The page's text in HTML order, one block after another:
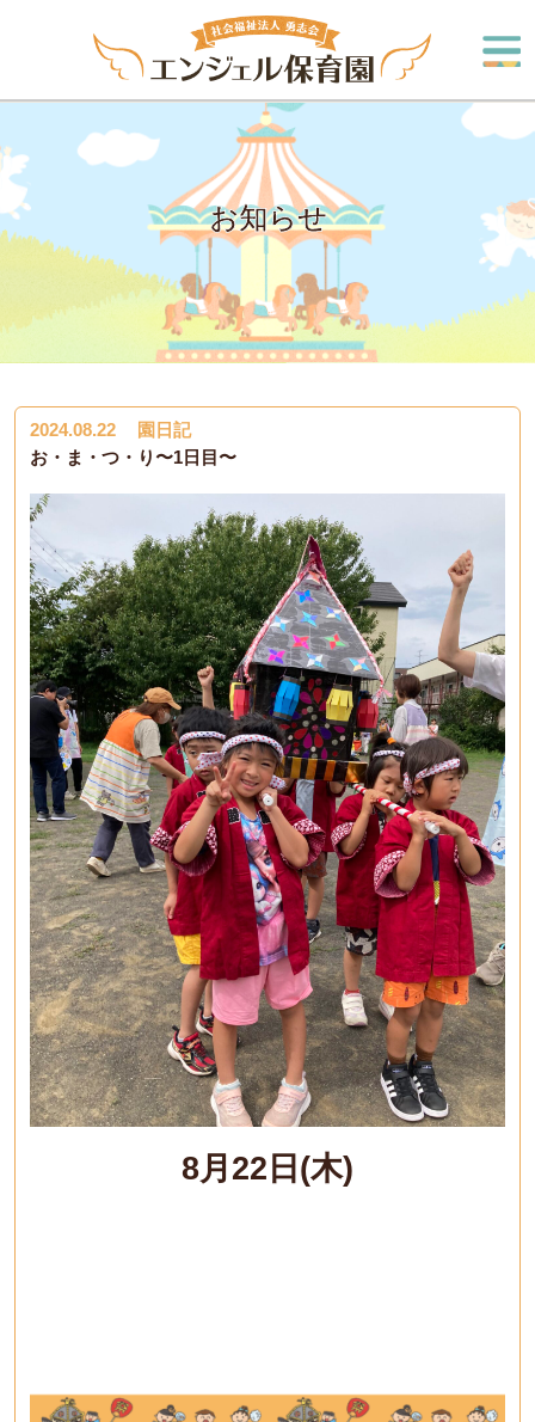
お知らせ
2024.08.22
園日記
お・ま・つ・り〜1日目〜
8月22日(木)